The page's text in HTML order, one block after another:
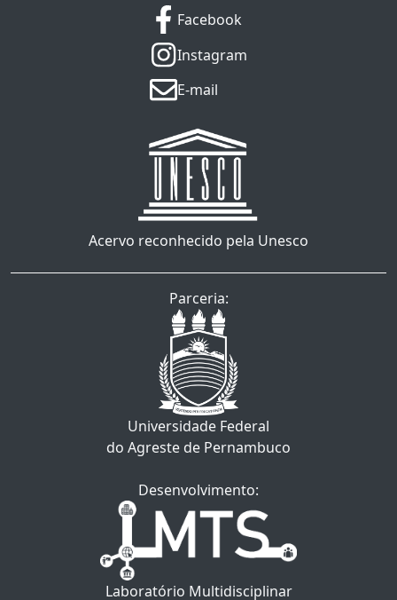
Facebook
Instagram
E-mail
Acervo reconhecido pela Unesco
Parceria:
Universidade Federal
do Agreste de Pernambuco
Desenvolvimento:
Laboratório Multidisciplinar